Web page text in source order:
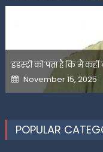
इंडस्ट्री को पता है कि मैं
Posted
on
November 15, 2025
POPULAR